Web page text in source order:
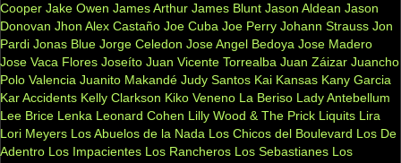
Cooper Jake Owen James Arthur James Blunt Jason Aldean Jason
Donovan Jhon Alex Castaño Joe Cuba Joe Perry Johann Strauss Jon
Pardi Jonas Blue Jorge Celedon Jose Angel Bedoya Jose Madero
Jose Vaca Flores Joseíto Juan Vicente Torrealba Juan Záizar Juancho
Polo Valencia Juanito Makandé Judy Santos Kai Kansas Kany Garcia
Kar Accidents Kelly Clarkson Kiko Veneno La Beriso Lady Antebellum
Lee Brice Lenka Leonard Cohen Lilly Wood & The Prick Liquits Lira
Lori Meyers Los Abuelos de la Nada Los Chicos del Boulevard Los De
Adentro Los Impacientes Los Rancheros Los Sebastianes Los